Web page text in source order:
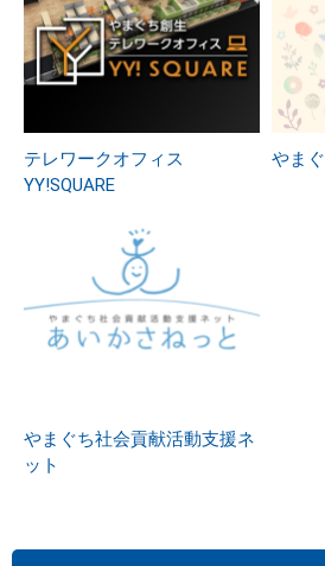
テレワークオフィス
YY!SQUARE
やま
やまぐち社会貢献活動支援ネ
ット